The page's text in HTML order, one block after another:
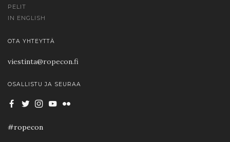
PELIT
IN ENGLISH
OTA YHTEYTTÄ
viestinta@ropecon.fi
OSALLISTU JA SEURAA
#ropecon